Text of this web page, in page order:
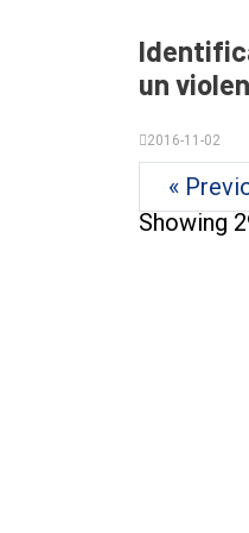
un
2016-11-02
«
Showing